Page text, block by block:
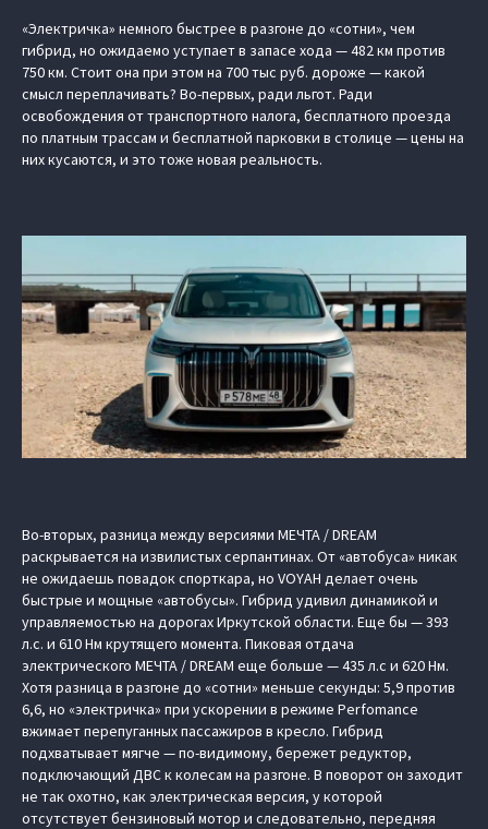
«Электричка» немного быстрее в разгоне до «сотни», чем
гибрид, но ожидаемо уступает в запасе хода — 482 км против
750 км. Стоит она при этом на 700 тыс руб. дороже — какой
смысл переплачивать? Во-первых, ради льгот. Ради
освобождения от транспортного налога, бесплатного проезда
по платным трассам и бесплатной парковки в столице — цены на
них кусаются, и это тоже новая реальность.
Во-вторых, разница между версиями МЕЧТА / DREAM
раскрывается на извилистых серпантинах. От «автобуса» никак
не ожидаешь повадок спорткара, но VOYAH делает очень
быстрые и мощные «автобусы». Гибрид удивил динамикой и
управляемостью на дорогах Иркутской области. Еще бы — 393
л.с. и 610 Нм крутящего момента. Пиковая отдача
электрического МЕЧТА / DREAM еще больше — 435 л.с и 620 Нм.
Хотя разница в разгоне до «сотни» меньше секунды: 5,9 против
6,6, но «электричка» при ускорении в режиме Perfomance
вжимает перепуганных пассажиров в кресло. Гибрид
подхватывает мягче — по-видимому, бережет редуктор,
подключающий ДВС к колесам на разгоне. В поворот он заходит
не так охотно, как электрическая версия, у которой
отсутствует бензиновый мотор и следовательно, передняя